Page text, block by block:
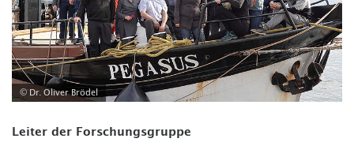
© Dr. Oliver Brödel
Leiter der Forschungsgruppe